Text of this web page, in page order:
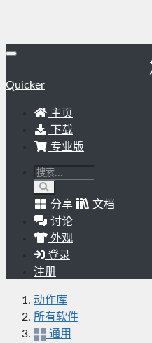
Quicker
主页
下载
专业版
分享
文档
讨论
外观
登录
注册
动作库
所有软件
通用